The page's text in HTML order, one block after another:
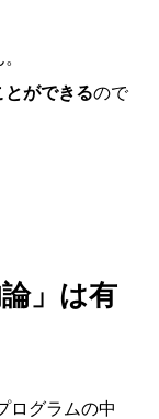
とができるので
」は有
ログラムの中